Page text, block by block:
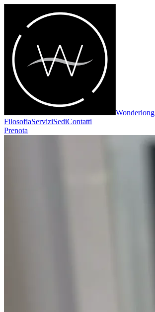
Wonderlong
FilosofiaServiziSediContatti
Prenota